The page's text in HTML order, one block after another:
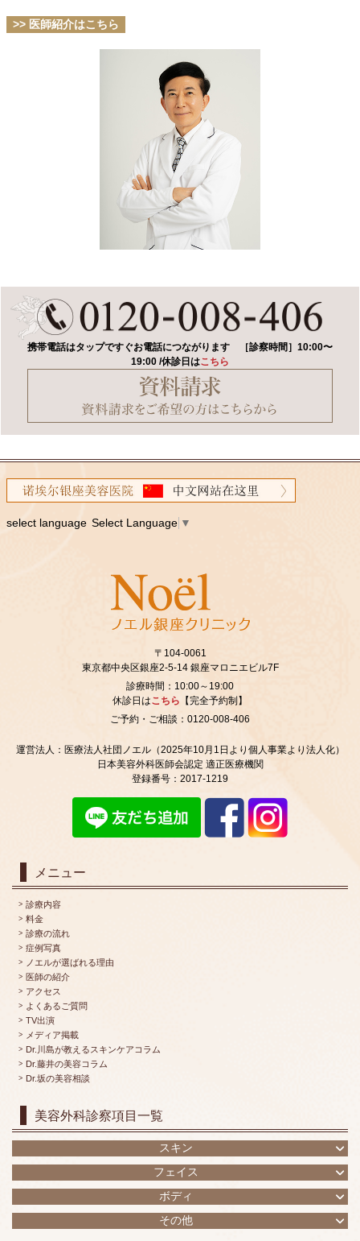
>> 医師紹介はこちら
携帯電話はタップですぐお電話につながります
［診察時間］10:00〜
19:00 /休診日はこちら
select language Select Language ▼
〒104-0061
東京都中央区銀座2‐5‐14 銀座マロニエビル7F
診療時間：10:00～19:00
休診日はこちら 【完全予約制】
ご予約・ご相談：0120-008-406
運営法人：医療法人社団ノエル（2025年10月1日より個人事業より法人化）
日本美容外科医師会認定 適正医療機関
登録番号：2017-1219
メニュー
診療内容
料金
診療の流れ
症例写真
ノエルが選ばれる理由
医師の紹介
アクセス
よくあるご質問
TV出演
メディア掲載
Dr.川島が教えるスキンケアコラム
Dr.藤井の美容コラム
Dr.坂の美容相談
美容外科診察項目一覧
スキン
フェイス
ボディ
その他